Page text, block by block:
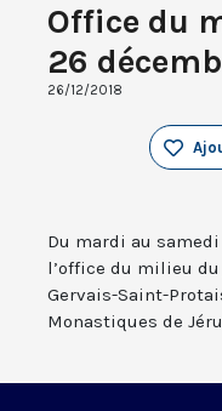
Office du
26
26/12/2018
Du mardi au
l’office du milieu
Gervais-Saint-
Monastiques de